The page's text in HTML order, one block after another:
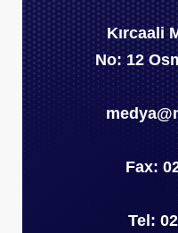
Kırcaali
No: 12
Fax:
Tel: